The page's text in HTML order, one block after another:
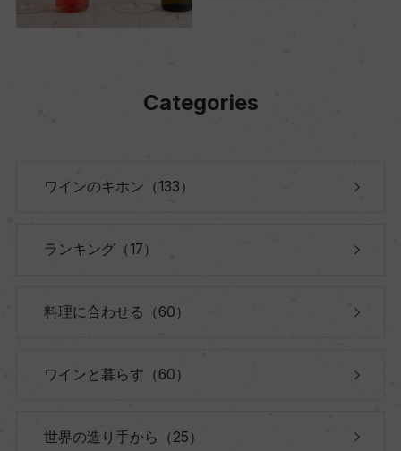
Categories
ワインのキホン（133）
ランキング（17）
料理に合わせる（60）
ワインと暮らす（60）
世界の造り手から（25）